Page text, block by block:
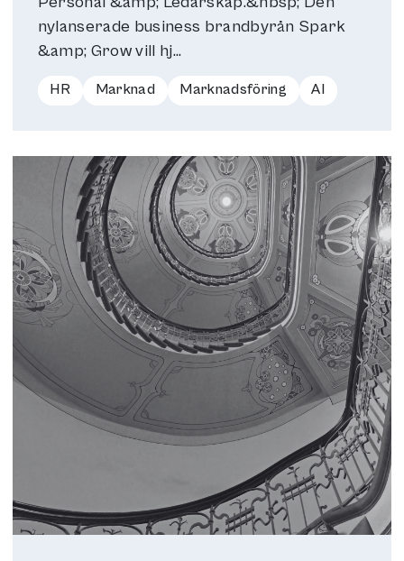
nylanserade business brandbyrån Spark
&amp; Grow vill hj...
HR Marknad Marknadsföring AI